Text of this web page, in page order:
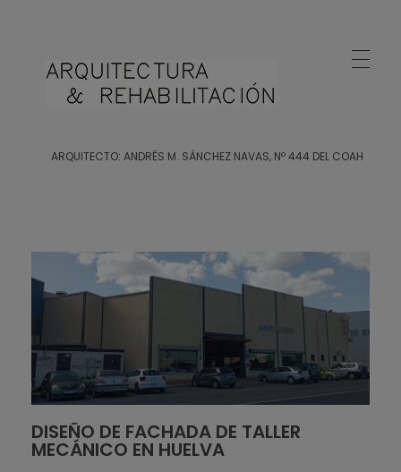
ARQUITECTO: ANDRÉS M. SÁNCHEZ NAVAS, Nº 444 DEL COAH
DISEÑO DE FACHADA DE TALLER
MECÁNICO EN HUELVA